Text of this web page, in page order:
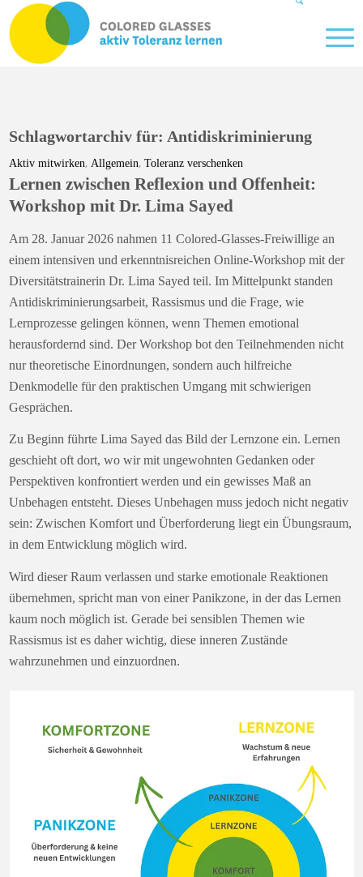
Schlagwortarchiv für: Antidiskriminierung
Aktiv mitwirken,Allgemein,Toleranz verschenken
Lernen zwischen Reflexion und Offenheit:
Workshop mit Dr. Lima Sayed
Am 28. Januar 2026 nahmen 11 Colored-Glasses-Freiwillige an
einem intensiven und erkenntnisreichen Online-Workshop mit der
Diversitätstrainerin Dr. Lima Sayed teil. Im Mittelpunkt standen
Antidiskriminierungsarbeit, Rassismus und die Frage, wie
Lernprozesse gelingen können, wenn Themen emotional
herausfordernd sind. Der Workshop bot den Teilnehmenden nicht
nur theoretische Einordnungen, sondern auch hilfreiche
Denkmodelle für den praktischen Umgang mit schwierigen
Gesprächen.
Zu Beginn führte Lima Sayed das Bild der Lernzone ein. Lernen
geschieht oft dort, wo wir mit ungewohnten Gedanken oder
Perspektiven konfrontiert werden und ein gewisses Maß an
Unbehagen entsteht. Dieses Unbehagen muss jedoch nicht negativ
sein: Zwischen Komfort und Überforderung liegt ein Übungsraum,
in dem Entwicklung möglich wird.
Wird dieser Raum verlassen und starke emotionale Reaktionen
übernehmen, spricht man von einer Panikzone, in der das Lernen
kaum noch möglich ist. Gerade bei sensiblen Themen wie
Rassismus ist es daher wichtig, diese inneren Zustände
wahrzunehmen und einzuordnen.